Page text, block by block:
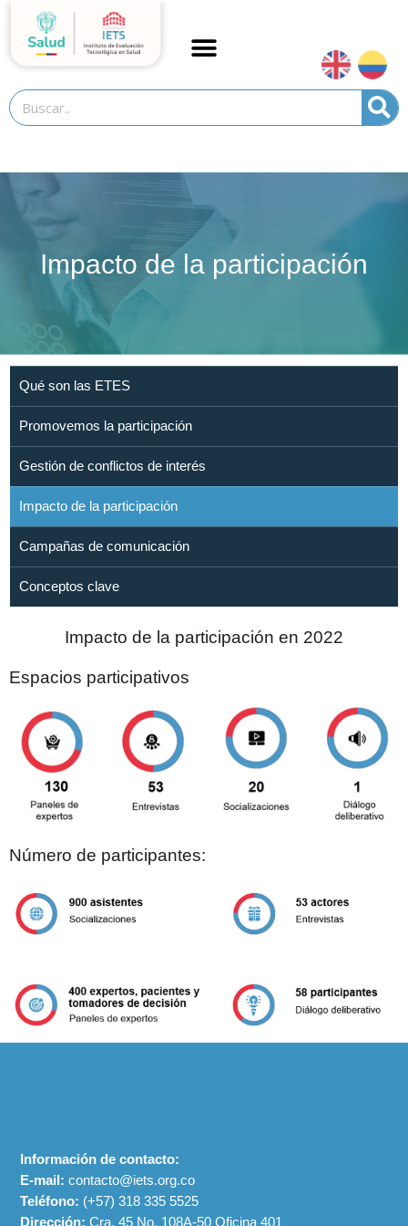
contenido
Search
Impacto de la participación
Qué son las ETES
Promovemos la participación
Gestión de conflictos de interés
Impacto de la participación
Campañas de comunicación
Conceptos clave
Impacto de la participación en 2022
Espacios participativos
Número de participantes:
Información de contacto:
E-mail: contacto@iets.org.co
Teléfono: (+57)318 335 5525
Dirección: Cra. 45 No. 108A-50 Oficina 401